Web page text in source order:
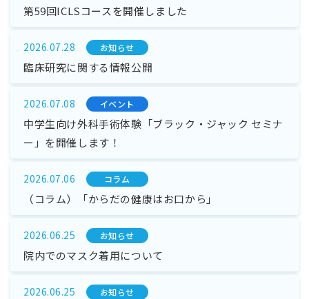
第59回ICLSコースを開催しました
2026.07.28 お知らせ
臨床研究に関する情報公開
2026.07.08 イベント
中学生向け外科手術体験「ブラック・ジャック セミナ
ー」を開催します！
2026.07.06 コラム
（コラム）「からだの健康はお口から」
2026.06.25 お知らせ
院内でのマスク着用について
2026.06.25 お知らせ